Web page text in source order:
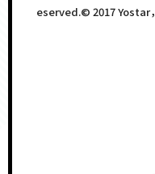
eserved.© 2017 Yostar